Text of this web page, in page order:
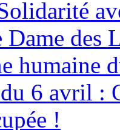
Dame des
humaine
6 avril :
!